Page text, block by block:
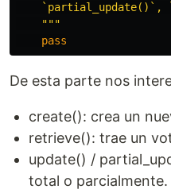
`partial_update()`,
"""
pass
De esta parte nos
create(): crea un
retrieve(): trae un
update() /
total o parcialmente.